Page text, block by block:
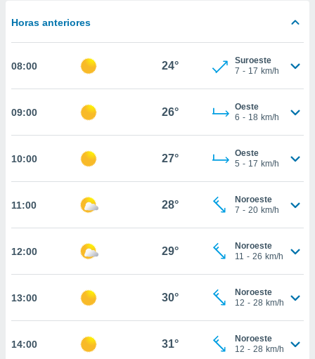
seguir
la
nuestros
en
CONFIGURACIÓN
Horas anteriores
08:00 24°
Suroeste
7 - 17 km/h
09:00 26°
Oeste
6 - 18 km/h
10:00 27°
Oeste
5 - 17 km/h
11:00 28°
Noroeste
7 - 20 km/h
12:00 29°
Noroeste
11 - 26 km/h
13:00 30°
Noroeste
12 - 28 km/h
14:00 31°
Noroeste
12 - 28 km/h